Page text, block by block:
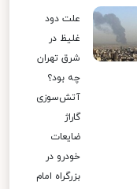
علت دود
غلیظ در
شرق تهران
چه بود؟
آتش‌سوزی
گاراژ
ضایعات
خودرو در
بزرگراه امام